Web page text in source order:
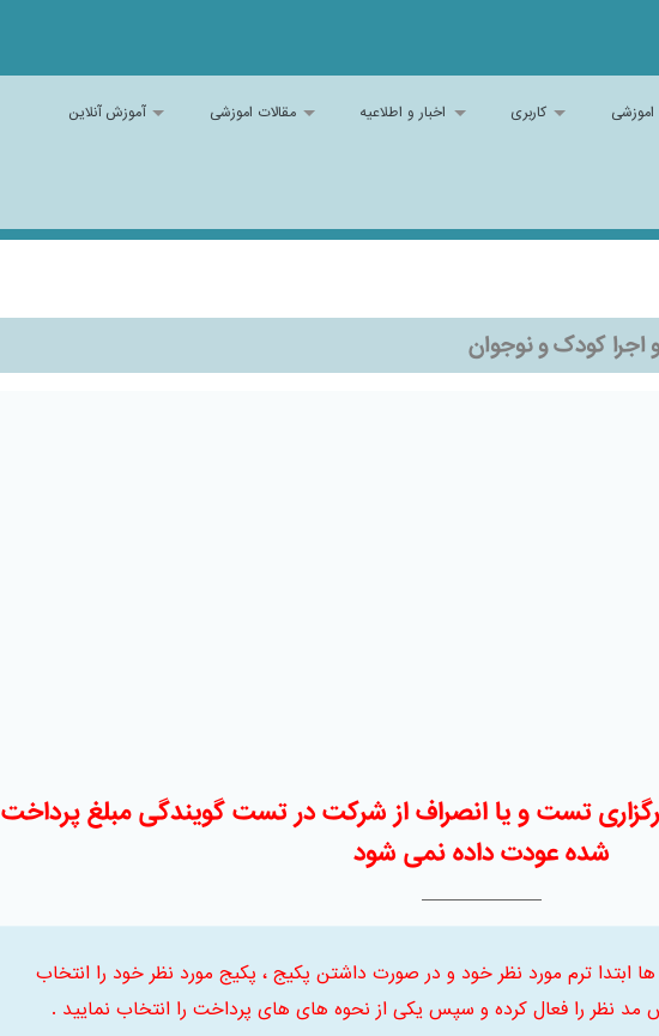
کاربری اخبار و اطلاعیه مقالات اموزشی آموزش آنلاین
کودک و نوجوان
تست و یا انصراف از شرکت در تست گویندگی مبلغ پرداخت
شده عودت داده نمی شود
در دوره ها ابتدا ترم مورد نظر خود و در صورت داشتن پکیج ، پکیج مورد نظر خود را انتخاب
نظر را فعال کرده و سپس یکی از نحوه های های پرداخت را انتخاب نمایید .